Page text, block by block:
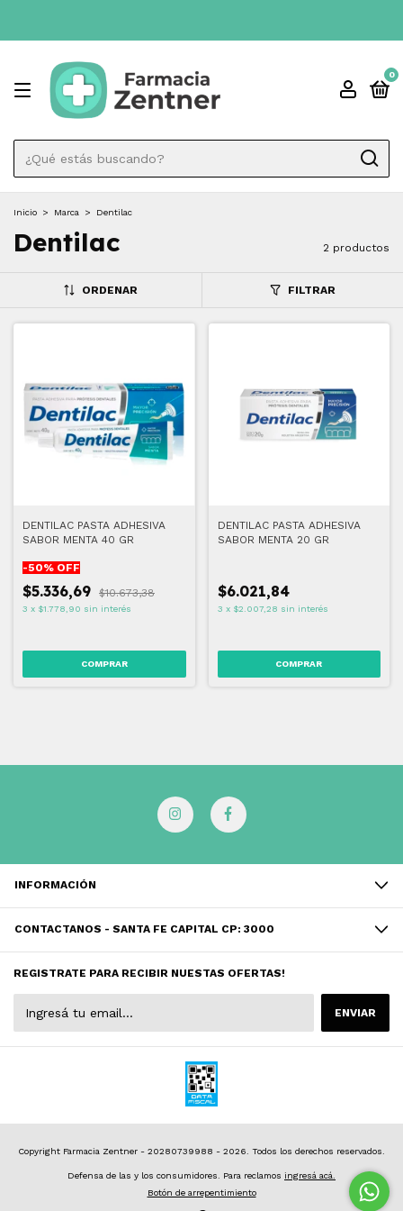
0
Inicio > Marca > Dentilac
Dentilac 2 productos
ORDENAR FILTRAR
DENTILAC PASTA ADHESIVA
SABOR MENTA 40 GR
-50% OFF
$5.336,69 $10.673,38
3 x $1.778,90 sin interés
DENTILAC PASTA ADHESIVA
SABOR MENTA 20 GR
$6.021,84
3 x $2.007,28 sin interés
INFORMACIÓN
CONTACTANOS - SANTA FE CAPITAL CP: 3000
REGISTRATE PARA RECIBIR NUESTAS OFERTAS!
Copyright Farmacia Zentner - 20280739988 - 2026. Todos los derechos reservados.
Defensa de las y los consumidores. Para reclamos ingresá acá.
Botón de arrepentimiento